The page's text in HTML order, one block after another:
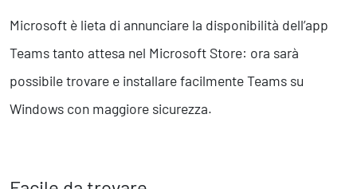
Sviluppo App
Operation
Smart Working
Microsoft è lieta di annunciare la disponibilità dell’app
Teams tanto attesa nel Microsoft Store: ora sarà
possibile trovare e installare facilmente Teams su
Windows con maggiore sicurezza.